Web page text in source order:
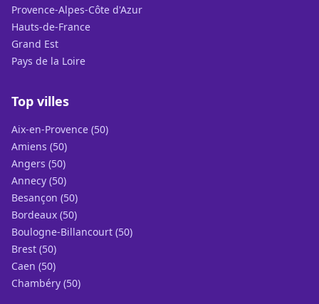
Provence-Alpes-Côte d'Azur
Hauts-de-France
Grand Est
Pays de la Loire
Top villes
Aix-en-Provence (50)
Amiens (50)
Angers (50)
Annecy (50)
Besançon (50)
Bordeaux (50)
Boulogne-Billancourt (50)
Brest (50)
Caen (50)
Chambéry (50)